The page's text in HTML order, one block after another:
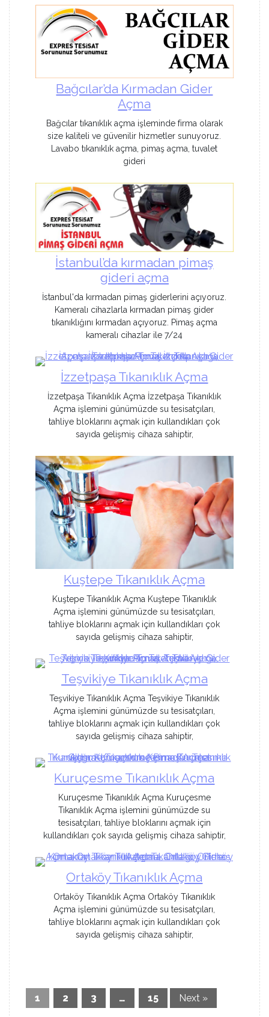
Bağcılar’da Kırmadan Gider
Açma
Bağcılar tıkanıklık açma işleminde firma olarak
size kaliteli ve güvenilir hizmetler sunuyoruz.
Lavabo tıkanıklık açma, pimaş açma, tuvalet
gideri
İstanbul’da kırmadan pimaş
gideri açma
İstanbul'da kırmadan pimaş giderlerini açıyoruz.
Kameralı cihazlarla kırmadan pimaş gider
tıkanıklığını kırmadan açıyoruz. Pimaş açma
kameralı cihazlar ile 7/24
İzzetpaşa Tıkanıklık Açma
İzzetpaşa Tıkanıklık Açma İzzetpaşa Tıkanıklık
Açma işlemini günümüzde su tesisatçıları,
tahliye bloklarını açmak için kullandıkları çok
sayıda gelişmiş cihaza sahiptir,
Kuştepe Tıkanıklık Açma
Kuştepe Tıkanıklık Açma Kuştepe Tıkanıklık
Açma işlemini günümüzde su tesisatçıları,
tahliye bloklarını açmak için kullandıkları çok
sayıda gelişmiş cihaza sahiptir,
Teşvikiye Tıkanıklık Açma
Teşvikiye Tıkanıklık Açma Teşvikiye Tıkanıklık
Açma işlemini günümüzde su tesisatçıları,
tahliye bloklarını açmak için kullandıkları çok
sayıda gelişmiş cihaza sahiptir,
Kuruçesme Tıkanıklık Açma
Kuruçesme Tıkanıklık Açma Kuruçesme
Tıkanıklık Açma işlemini günümüzde su
tesisatçıları, tahliye bloklarını açmak için
kullandıkları çok sayıda gelişmiş cihaza sahiptir,
Ortaköy Tıkanıklık Açma
Ortaköy Tıkanıklık Açma Ortaköy Tıkanıklık
Açma işlemini günümüzde su tesisatçıları,
tahliye bloklarını açmak için kullandıkları çok
sayıda gelişmiş cihaza sahiptir,
1 2 3 … 15 Next »